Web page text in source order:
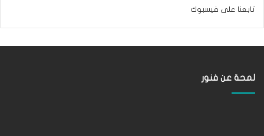
تابعنا على فيسبوك
لمحة عن فنور